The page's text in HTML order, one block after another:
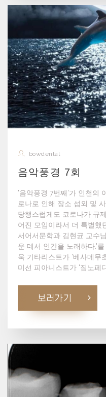
bowdental
음악풍경 7회
'음악풍경 7번째'가 인천의
로나로 인해 장소 섭외 및
당행스럽게도 코로나가 규
어진 모임이라서 더 특별했
서어서문학과 김현균 교수
운 데서 인간을 노래하다.'
욱 기타리스트가 '베사메무
미선 피아니스트가 '짐노페
보러가기